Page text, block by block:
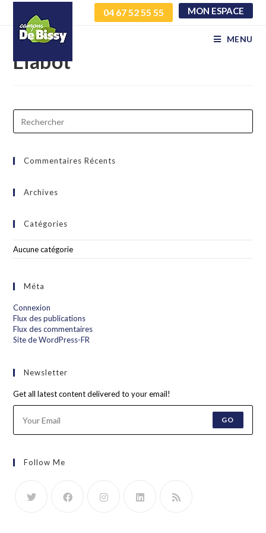
04 67 52 55 55 MON ESPACE
MENU
Covoiturage – Alexis
Liabot
Commentaires Récents
Archives
Catégories
Aucune catégorie
Méta
Connexion
Flux des publications
Flux des commentaires
Site de WordPress-FR
Newsletter
Get all latest content delivered to your email!
GO
Follow Me